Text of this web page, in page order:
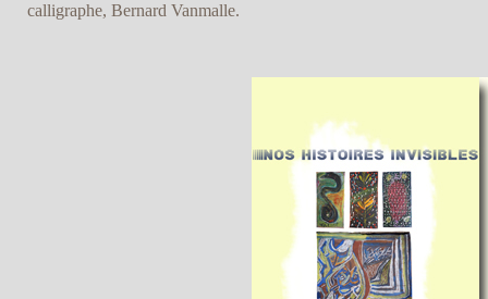
calligraphe, Bernard Vanmalle.